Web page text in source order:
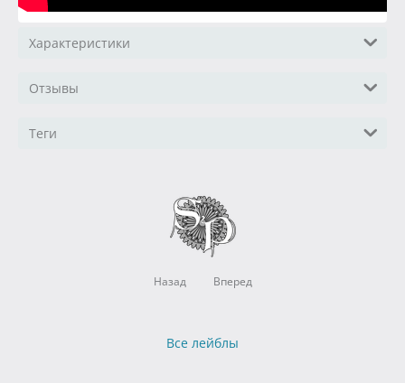
Характеристики
Отзывы
Теги
Назад Вперед
Все лейблы